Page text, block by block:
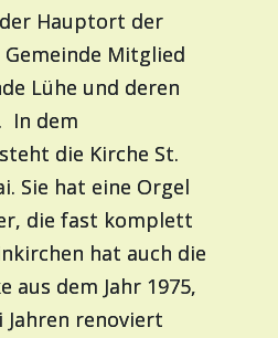
Hauptort der
Gemeinde Mitglied
Lühe und deren
In dem
die Kirche St.
Sie hat eine Orgel
die fast komplett
hat auch die
aus dem Jahr 1975,
renoviert